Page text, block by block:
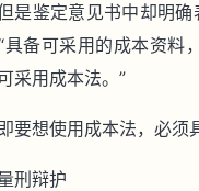
是鉴定意见书中却明
具备可采用的成本资料
采用成本法。”
要想使用成本法，必须
刑辩护